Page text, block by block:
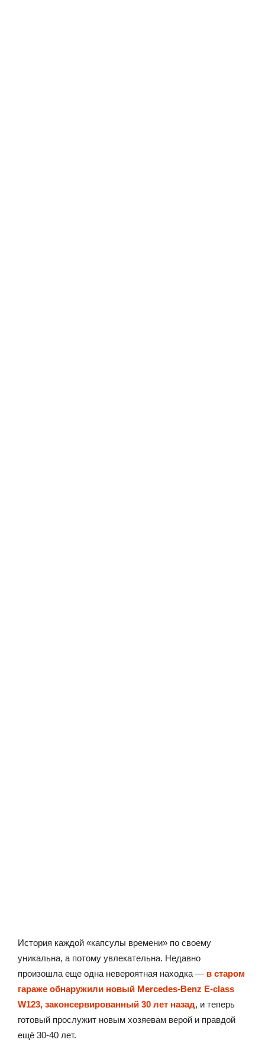
История каждой «капсулы времени» по своему
уникальна, а потому увлекательна. Недавно
произошла еще одна невероятная находка — в старом
гараже обнаружили новый Mercedes-Benz E-class
W123, законсервированный 30 лет назад, и теперь
готовый прослужит новым хозяевам верой и правдой
ещё 30-40 лет.